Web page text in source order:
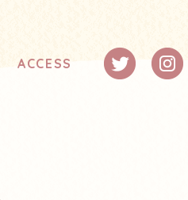
ACCESS